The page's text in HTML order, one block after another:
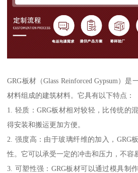
GRG板材（Glass Reinforced Gypsum）
材料组成的建筑材料。它具有以下特点：
1. 轻质：GRG板材相对较轻，比传统的
得安装和搬运更加方便。
2. 强度高：由于玻璃纤维的加入，GRG
性。它可以承受一定的冲击和压力，不容
3. 可塑性强：GRG板材可以通过模具制